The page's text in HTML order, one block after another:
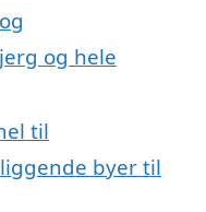
og hele
til
byer til